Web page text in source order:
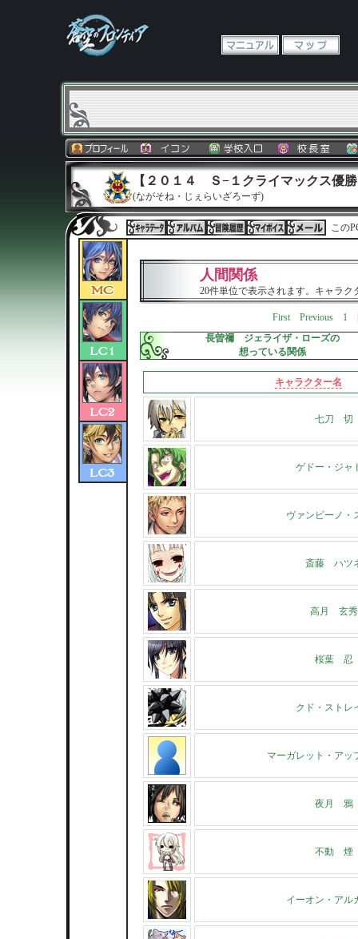
【２０１４ Ｓ−１クライマックス優
(ながそね・じぇらいざろーず)
この
人間関係
20件単位で表示されます。キャラ
First Previous 1
長曽禰 ジェライザ・ローズの
想っている関係
キャラクター名
七刀 切
ゲドー・ジャ
ヴァンビーノ・
斎藤 ハツ
高月 玄秀
桜葉 忍
クド・ストレ
マーガレット・アッ
夜月 鴉
不動 煙
イーオン・アル